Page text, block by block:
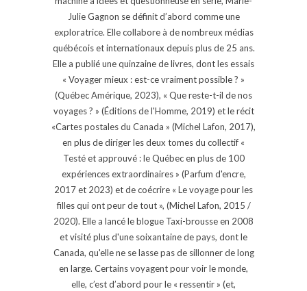
Julie Gagnon se définit d’abord comme une
exploratrice. Elle collabore à de nombreux médias
québécois et internationaux depuis plus de 25 ans.
Elle a publié une quinzaine de livres, dont les essais
« Voyager mieux : est-ce vraiment possible ? »
(Québec Amérique, 2023), « Que reste-t-il de nos
voyages ? » (Éditions de l'Homme, 2019) et le récit
«Cartes postales du Canada » (Michel Lafon, 2017),
en plus de diriger les deux tomes du collectif «
Testé et approuvé : le Québec en plus de 100
expériences extraordinaires » (Parfum d'encre,
2017 et 2023) et de coécrire « Le voyage pour les
filles qui ont peur de tout », (Michel Lafon, 2015 /
2020). Elle a lancé le blogue Taxi-brousse en 2008
et visité plus d'une soixantaine de pays, dont le
Canada, qu'elle ne se lasse pas de sillonner de long
en large. Certains voyagent pour voir le monde,
elle, c’est d’abord pour le « ressentir » (et,